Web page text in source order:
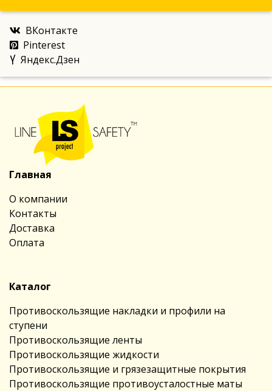
ВКонтакте
Pinterest
Яндекс.Дзен
Главная
О компании
Контакты
Доставка
Оплата
Каталог
Противоскользящие накладки и профили на
ступени
Противоскользящие ленты
Противоскользящие жидкости
Противоскользящие и грязезащитные покрытия
Противоскользящие противоусталостные маты